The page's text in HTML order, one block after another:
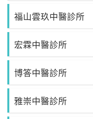
福山雲玖中醫診所
宏霖中醫診所
博答中醫診所
雅崇中醫診所